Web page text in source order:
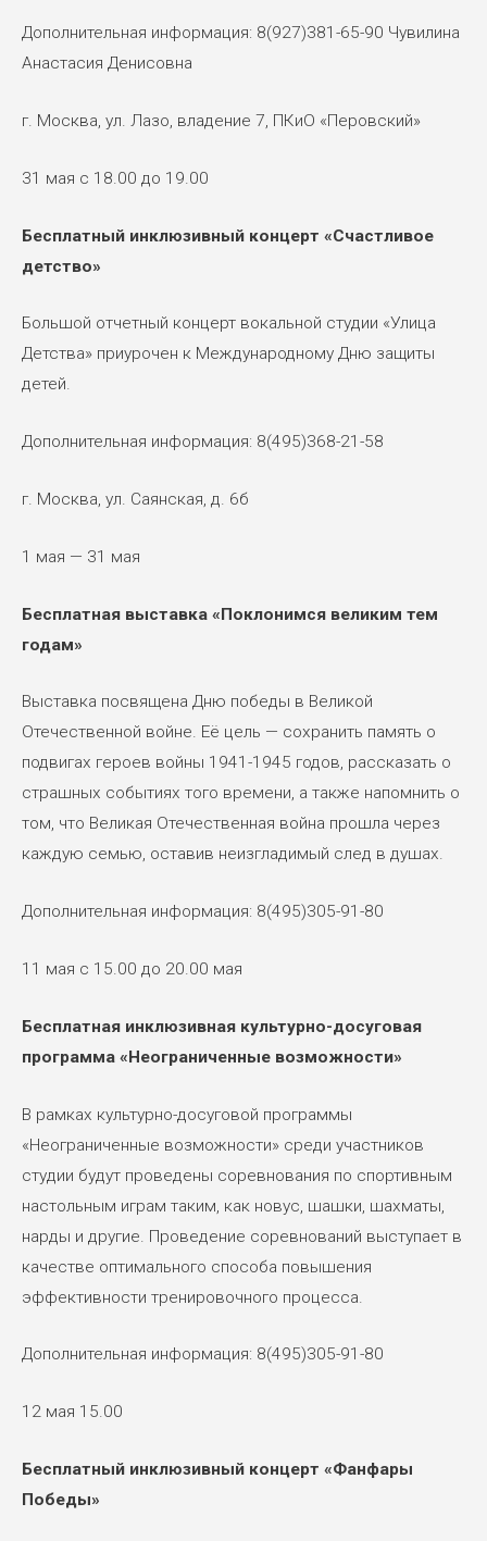
Дополнительная информация: 8(927)381-65-90 Чувилина
Анастасия Денисовна
г. Москва, ул. Лазо, владение 7, ПКиО «Перовский»
31 мая с 18.00 до 19.00
Бесплатный инклюзивный концерт «Счастливое
детство»
Большой отчетный концерт вокальной студии «Улица
Детства» приурочен к Международному Дню защиты
детей.
Дополнительная информация: 8(495)368-21-58
г. Москва, ул. Саянская, д. 6б
1 мая — 31 мая
Бесплатная выставка «Поклонимся великим тем
годам»
Выставка посвящена Дню победы в Великой
Отечественной войне. Её цель — сохранить память о
подвигах героев войны 1941-1945 годов, рассказать о
страшных событиях того времени, а также напомнить о
том, что Великая Отечественная война прошла через
каждую семью, оставив неизгладимый след в душах.
Дополнительная информация: 8(495)305-91-80
11 мая с 15.00 до 20.00 мая
Бесплатная инклюзивная культурно-досуговая
программа «Неограниченные возможности»
В рамках культурно-досуговой программы
«Неограниченные возможности» среди участников
студии будут проведены соревнования по спортивным
настольным играм таким, как новус, шашки, шахматы,
нарды и другие. Проведение соревнований выступает в
качестве оптимального способа повышения
эффективности тренировочного процесса.
Дополнительная информация: 8(495)305-91-80
12 мая 15.00
Бесплатный инклюзивный концерт «Фанфары
Победы»